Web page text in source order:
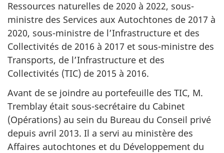
Ressources naturelles de 2020 à 2022, sous-
ministre des Services aux Autochtones de 2017 à
2020, sous-ministre de l’Infrastructure et des
Collectivités de 2016 à 2017 et sous-ministre des
Transports, de l’Infrastructure et des
Collectivités (TIC) de 2015 à 2016.
Avant de se joindre au portefeuille des TIC, M.
Tremblay était sous-secrétaire du Cabinet
(Opérations) au sein du Bureau du Conseil privé
depuis avril 2013. Il a servi au ministère des
Affaires autochtones et du Développement du